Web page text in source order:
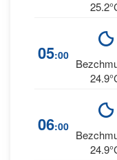
05:00
06:00